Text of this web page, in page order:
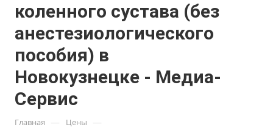
коленного сустава (без
анестезиологического
пособия) в
Новокузнецке - Медиа-
Сервис
Главная — Цены —